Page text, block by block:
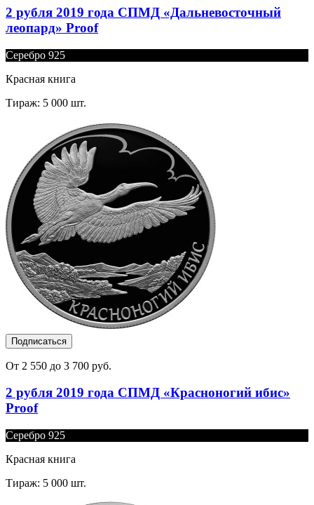
2 рубля 2019 года СПМД «Дальневосточный
леопард» Proof
Серебро 925
Красная книга
Тираж: 5 000 шт.
Подписаться
От 2 550 до 3 700 руб.
2 рубля 2019 года СПМД «Красноногий ибис»
Proof
Серебро 925
Красная книга
Тираж: 5 000 шт.